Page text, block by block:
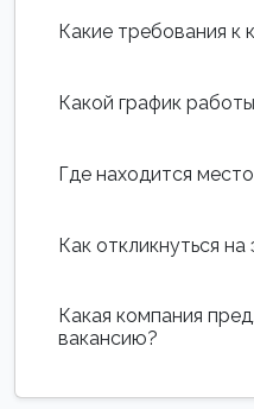
Какие требования к
Какой график
Где находится
Как откликнуться
Какая компания
вакансию?